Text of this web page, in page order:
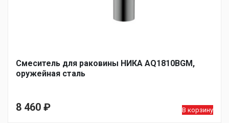
Смеситель для раковины НИКА AQ1810BGM,
оружейная сталь
8 460 ₽ В корзину